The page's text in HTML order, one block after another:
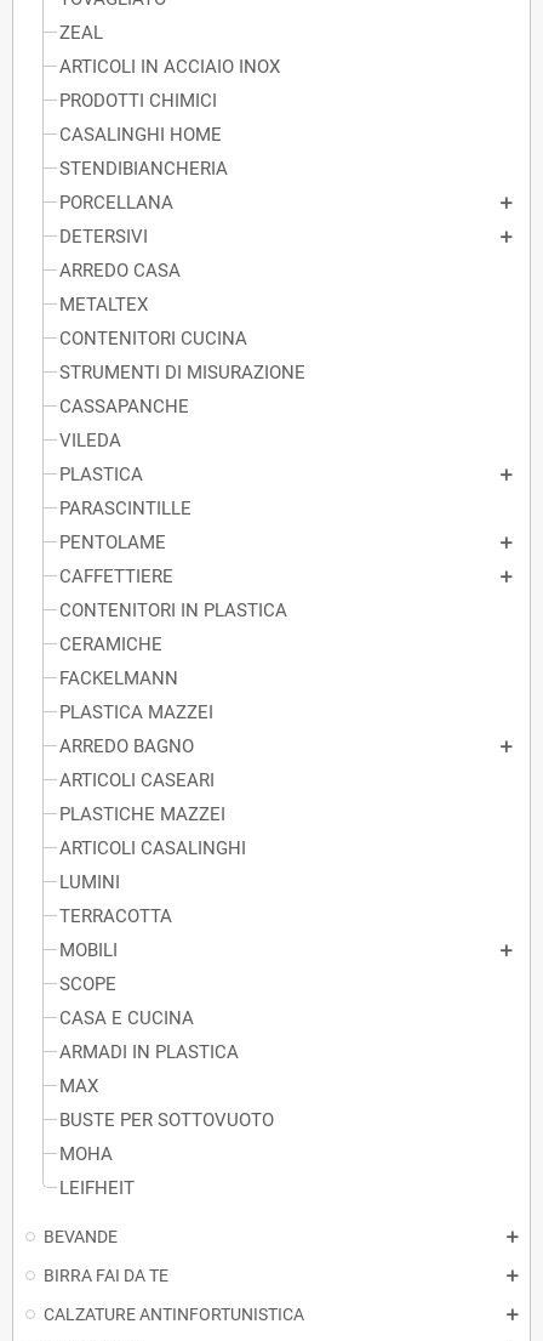
ZEAL
ARTICOLI IN ACCIAIO INOX
PRODOTTI CHIMICI
CASALINGHI HOME
STENDIBIANCHERIA
PORCELLANA
DETERSIVI
ARREDO CASA
METALTEX
CONTENITORI CUCINA
STRUMENTI DI MISURAZIONE
CASSAPANCHE
VILEDA
PLASTICA
PARASCINTILLE
PENTOLAME
CAFFETTIERE
CONTENITORI IN PLASTICA
CERAMICHE
FACKELMANN
PLASTICA MAZZEI
ARREDO BAGNO
ARTICOLI CASEARI
PLASTICHE MAZZEI
ARTICOLI CASALINGHI
LUMINI
TERRACOTTA
MOBILI
SCOPE
CASA E CUCINA
ARMADI IN PLASTICA
MAX
BUSTE PER SOTTOVUOTO
MOHA
LEIFHEIT
BEVANDE
BIRRA FAI DA TE
CALZATURE ANTINFORTUNISTICA